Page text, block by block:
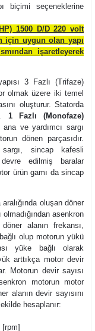
biçimi seçeneklerine
1500 D/D 220 volt
için uygun olan yapı
işaretleyerek
3 Fazlı (Trifaze)
olmak üzere iki temel
oluşturur. Statorda
1 Fazlı (Monofaze)
ve yardımcı sargı
dönen parçasıdır.
sargı, sincap kafesli
edilmiş baralar
ürün gamı da sincap
oluşan döner
asenkron
döner alanın frekansı,
olup motorun yükü
yüke bağlı olarak
arttıkça motor devir
Motorun devir sayısı
motorun motor
alanın devir sayısını
hesaplanır:
[rpm]